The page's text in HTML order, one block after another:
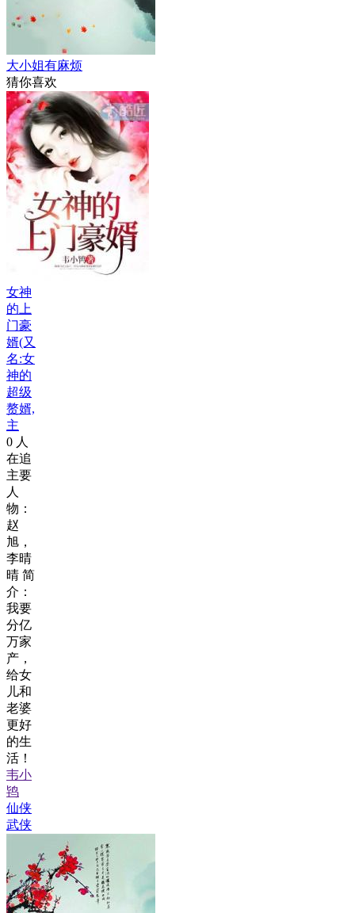
大小姐有麻烦
猜你喜欢
女神
的上
门豪
婿(又
名:女
神的
超级
赘婿,
主
0 人
在追
主要
人
物：
赵
旭，
李晴
晴 简
介：
我要
分亿
万家
产，
给女
儿和
老婆
更好
的生
活！
韦小
鸨
仙侠
武侠